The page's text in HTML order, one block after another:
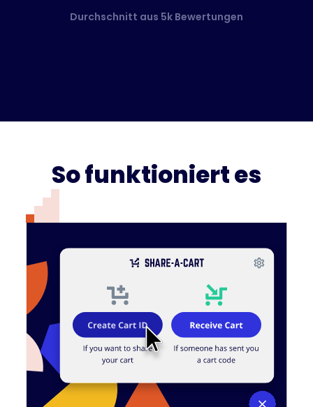
Durchschnitt aus 5k Bewertungen
So funktioniert es